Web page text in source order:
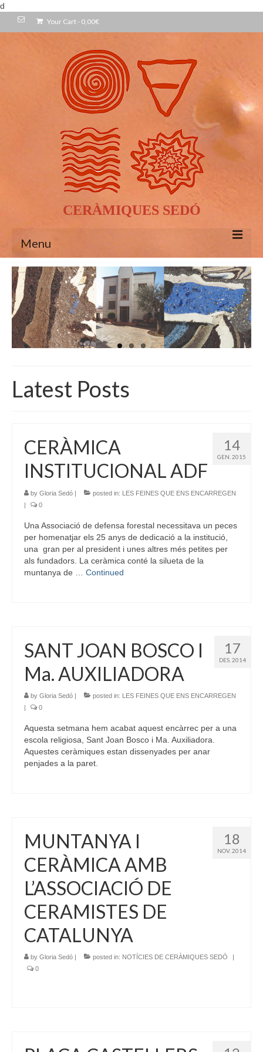
d
Your Cart - 0,00€
CERÀMIQUES SEDÓ
Menu
INICI
QUI SOM
GALERIA D’IMATGES
ACTUALITAT
CONTACTE
Latest Posts
14
GEN. 2015
CERÀMICA
INSTITUCIONAL ADF
by Gloria Sedó | posted in: LES FEINES QUE ENS ENCARREGEN
|
0
Una Associació de defensa forestal necessitava un peces
per homenatjar els 25 anys de dedicació a la institució,
una gran per al president i unes altres més petites per
als fundadors. La ceràmica conté la silueta de la
muntanya de … Continued
17
DES. 2014
SANT JOAN BOSCO I
Ma. AUXILIADORA
by Gloria Sedó | posted in: LES FEINES QUE ENS ENCARREGEN
|
0
Aquesta setmana hem acabat aquest encàrrec per a una
escola religiosa, Sant Joan Bosco i Ma. Auxiliadora.
Aquestes ceràmiques estan dissenyades per anar
penjades a la paret.
18
NOV. 2014
MUNTANYA I
CERÀMICA AMB
L’ASSOCIACIÓ DE
CERAMISTES DE
CATALUNYA
by Gloria Sedó posted in: NOTÍCIES DE CERÀMIQUES SEDÓ
0